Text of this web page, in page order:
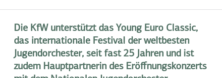
Die KfW unterstützt das Young Euro Classic,
das internationale Festival der weltbesten
Jugendorchester, seit fast 25 Jahren und ist
zudem Hauptpartnerin des Eröffnungskonzerts